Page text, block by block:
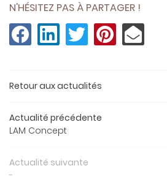
DOMAINE
NOS VINS
N'HÉSITEZ PAS À PARTAGER !
Retour aux actualités
Actualité précédente
LAM Concept
Actualité suivante
-